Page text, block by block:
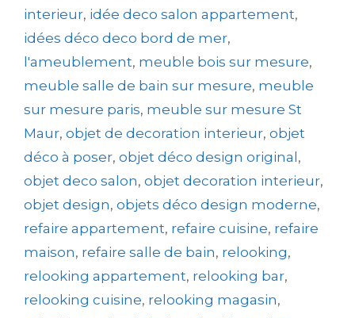
interieur, idée deco salon appartement,
idées déco deco bord de mer,
l'ameublement, meuble bois sur mesure,
meuble salle de bain sur mesure, meuble
sur mesure paris, meuble sur mesure St
Maur, objet de decoration interieur, objet
déco à poser, objet déco design original ,
objet deco salon, objet decoration interieur,
objet design, objets déco design moderne,
refaire appartement, refaire cuisine, refaire
maison, refaire salle de bain, relooking,
relooking appartement, relooking bar,
relooking cuisine, relooking magasin,